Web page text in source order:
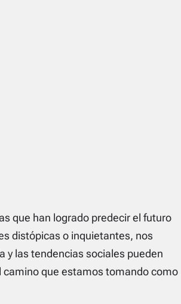
que han logrado predecir el futuro
distópicas o inquietantes, nos
y las tendencias sociales pueden
que estamos tomando como